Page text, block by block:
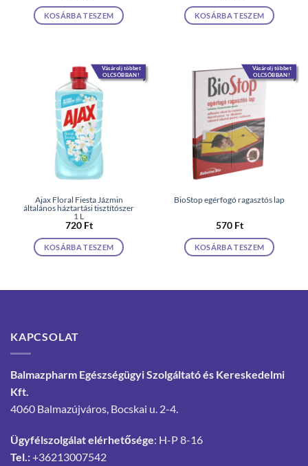
KOSÁRBA TESZEM KOSÁRBA TESZEM
Vásárolj többet
OLCSÓBBAN!
Ajax Floral Fiesta Jázmin
általános háztartási tisztítószer
1 L
720 Ft
KOSÁRBA TESZEM
Vásárolj többet
OLCSÓBBAN!
BioStop egérfogó ragasztós lap
570 Ft
KOSÁRBA TESZEM
KAPCSOLAT
Balmazpharm Egészségügyi Szolgáltató és Kereskedelmi
Kft.
4060 Balmazújváros, Bocskai u. 2-4.
Ügyfélszolgálat elérhetősége: H-P 8-16
Tel.:+36213007542